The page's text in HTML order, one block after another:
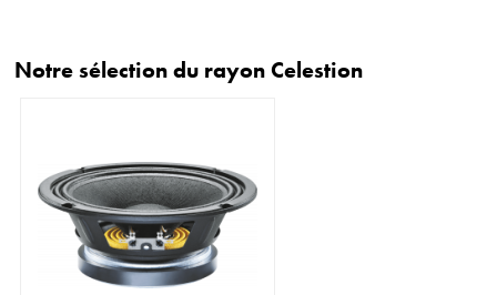
Notre sélection du rayon Celestion